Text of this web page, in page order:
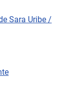
Sara Uribe /